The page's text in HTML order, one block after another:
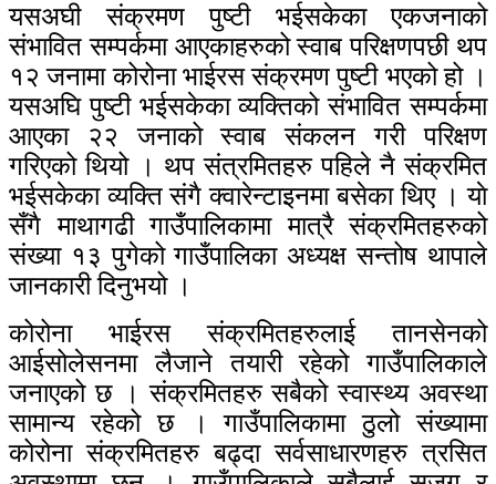
यसअघी संक्रमण पुष्टी भईसकेका एकजनाको
संभावित सम्पर्कमा आएकाहरुको स्वाब परिक्षणपछी थप
१२ जनामा कोरोना भाईरस संक्रमण पुष्टी भएको हो ।
यसअघि पुष्टी भईसकेका व्यक्तिको संभावित सम्पर्कमा
आएका २२ जनाको स्वाब संकलन गरी परिक्षण
गरिएको थियो । थप संत्रमितहरु पहिले नै संक्रमित
भईसकेका व्यक्ति संगै क्वारेन्टाइनमा बसेका थिए । याे
सँगै माथागढी गाउँपालिकामा मात्रै संक्रमितहरुको
संख्या १३ पुगेको गाउँपालिका अध्यक्ष सन्तोष थापाले
जानकारी दिनुभयो ।
कोरोना भाईरस संक्रमितहरुलाई तानसेनको
आईसोलेसनमा लैजाने तयारी रहेको गाउँपालिकाले
जनाएको छ । संक्रमितहरु सबैको स्वास्थ्य अवस्था
सामान्य रहेको छ ।गाउँपालिकामा ठुलो संख्यामा
कोरोना संक्रमितहरु बढ्दा सर्वसाधारणहरु त्रसित